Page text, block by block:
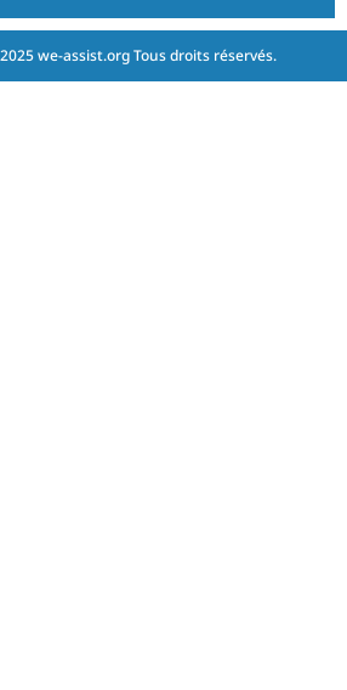
we-assist.org Tous droits réservés.